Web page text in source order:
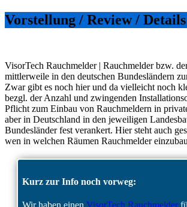
Vorstellung / Review / Details
VisorTech Rauchmelder | Rauchmelder bzw.
mittlerweile in den deutschen Bundesländern
Zwar gibt es noch hier und da vielleicht noch
bezgl. der Anzahl und zwingenden
Pflicht zum Einbau von Rauchmeldern in
aber in Deutschland in den jeweiligen
Bundesländer fest verankert. Hier steht auch
wen in welchen Räumen Rauchmelder
Kurz zur Info noch vorweg: